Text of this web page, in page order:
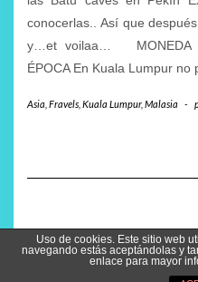
conocerlas.. Así que
y…et voilaa… MONEDA
ÉPOCA En Kuala Lumpur no
Asia Fravels Kuala Lumpur, Malasia -
de
Uso de cookies. Este sitio web
navegando estás aceptándolas y
enlace para mayor